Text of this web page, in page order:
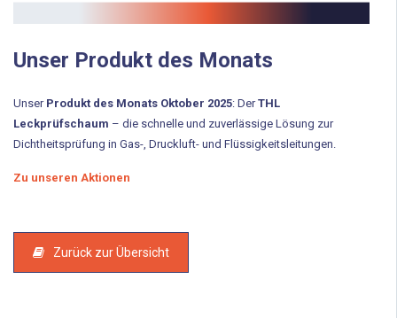
Reparaturservice
Ansprechpartner
Unser Produkt des Monats
Unser Produkt des Monats Oktober 2025: DerTHL
Leckprüfschaum – die schnelle und zuverlässige Lösung zur
Dichtheitsprüfung in Gas-, Druckluft- und Flüssigkeitsleitungen.
Zu unseren Aktionen
Zurück zur Übersicht